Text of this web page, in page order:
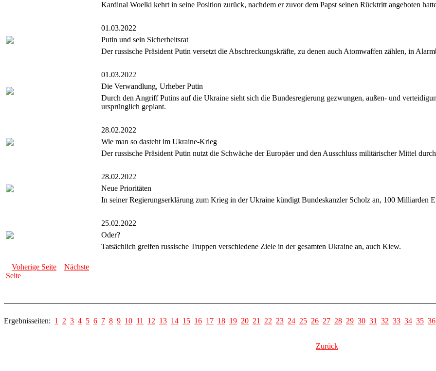
Kardinal Woelki kehrt in seine Position zurück, nachdem er zuvor dem Papst seinen Rücktritt angeboten
01.03.2022
Putin und sein Sicherheitsrat
Der russische Präsident Putin versetzt die Abschreckungskräfte, zu denen auch Atomwaffen zählen, in
01.03.2022
Die Verwandlung, Urheber Putin
Durch den Angriff Putins auf die Ukraine sieht sich die Bundesregierung gezwungen, außen- und
ursprünglich geplant.
28.02.2022
Wie man so dasteht im Ukraine-Krieg
Der russische Präsident Putin nutzt die Schwäche der Europäer und den Ausschluss militärischer Mittel
28.02.2022
Neue Prioritäten
In seiner Regierungserklärung zum Krieg in der Ukraine kündigt Bundeskanzler Scholz an, 100 Milliarden
25.02.2022
Oder?
Tatsächlich greifen russische Truppen verschiedene Ziele in der gesamten Ukraine an, auch Kiew.
Voherige Seite
Nächste
Seite
Ergebnisseiten: 1 2 3 4 5 6 7 8 9 10 11 12 13 14 15 16 17 18 19 20 21 22 23 24 25 26 27 28 29 30 31 32 33 34 35 36
Zurück